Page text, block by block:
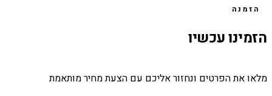
הזמנה
הזמינו עכשיו
מלאו את הפרטים ונחזור אליכם עם הצעת מחיר מותאמת